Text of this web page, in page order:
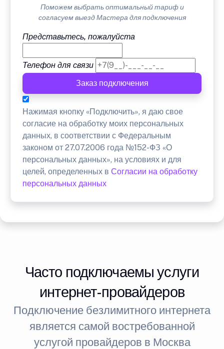
Поможем выбрать оптимальный тариф и
согласуем выезд Мастера для подключения
Представьтесь, пожалуйста
Телефон для связи
Заказ подключения
Нажимая кнопку «Подключить», я даю свое
согласие на обработку моих персональных
данных, в соответствии с Федеральным
законом от 27.07.2006 года №152-ФЗ «О
персональных данных», на условиях и для
целей, определенных в Согласии на обработку
персональных данных
Часто подключаемы услуги
интернет-провайдеров
Подключение безлимитного интернета
является самой востребованной
услугой провайдеров в Москва